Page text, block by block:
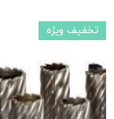
تخفیف ویژه